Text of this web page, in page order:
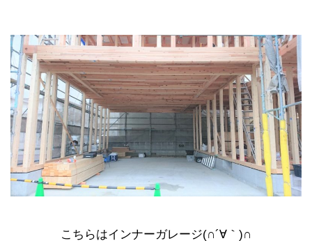
こちらはインナーガレージ(∩´∀｀)∩